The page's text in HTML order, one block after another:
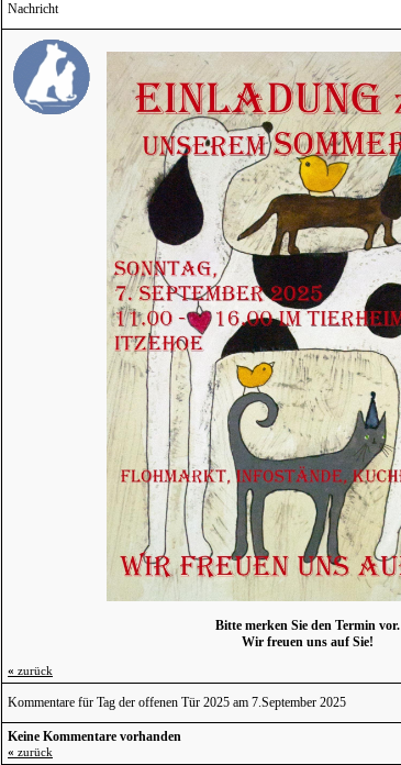
Nachricht
Bitte merken Sie den Termin vor.
Wir freuen uns auf Sie!
« zurück
Kommentare für Tag der offenen Tür 2025 am 7.September 2025
Keine Kommentare vorhanden
« zurück